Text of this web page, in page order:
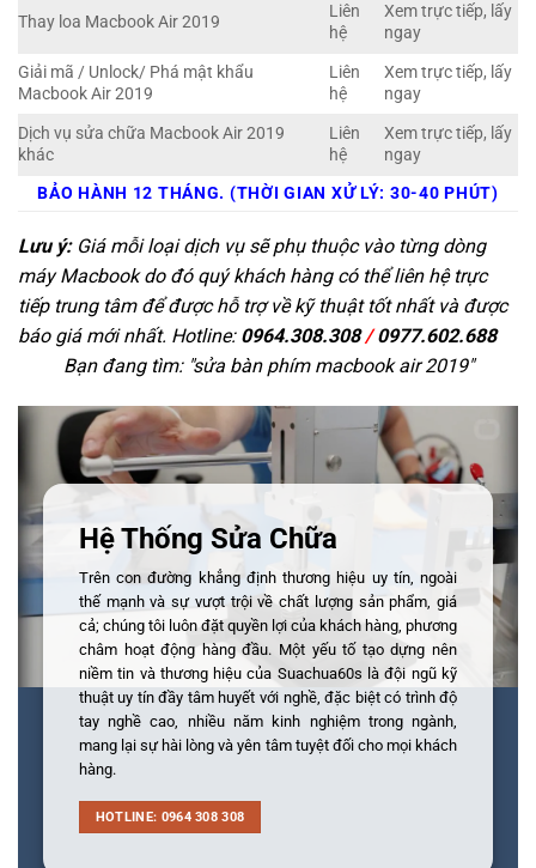
Thay loa Macbook Air 2019
Liên
hệ
Xem trực tiếp, lấy
ngay
Giải mã / Unlock/ Phá mật khẩu
Macbook Air 2019
Liên
hệ
Xem trực tiếp, lấy
ngay
Dịch vụ sửa chữa Macbook Air 2019
khác
Liên
hệ
Xem trực tiếp, lấy
ngay
BẢO HÀNH 12 THÁNG. (THỜI GIAN XỬ LÝ: 30-40 PHÚT)
Lưu ý:Giá mỗi loại dịch vụ sẽ phụ thuộc vào từng dòng
máy Macbook do đó quý khách hàng có thể liên hệ trực
tiếp trung tâm để được hỗ trợ về kỹ thuật tốt nhất và được
báo giá mới nhất. Hotline: 0964.308.308/0977.602.688
Bạn đang tìm: "sửa bàn phím macbook air 2019"
Hệ Thống Sửa Chữa
Trên con đường khẳng định thương hiệu uy tín, ngoài
thế mạnh và sự vượt trội về chất lượng sản phẩm, giá
cả; chúng tôi luôn đặt quyền lợi của khách hàng, phương
châm hoạt động hàng đầu. Một yếu tố tạo dựng nên
niềm tin và thương hiệu của Suachua60s là đội ngũ kỹ
thuật uy tín đầy tâm huyết với nghề, đặc biệt có trình độ
tay nghề cao, nhiều năm kinh nghiệm trong ngành,
mang lại sự hài lòng và yên tâm tuyệt đối cho mọi khách
hàng.
HOTLINE: 0964 308 308